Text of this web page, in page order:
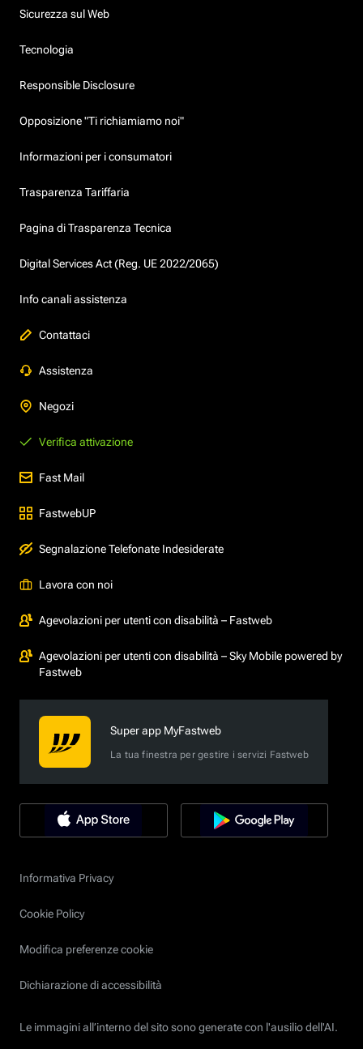
Sicurezza sul Web
Tecnologia
Responsible Disclosure
Opposizione "Ti richiamiamo noi"
Informazioni per i consumatori
Trasparenza Tariffaria
Pagina di Trasparenza Tecnica
Digital Services Act (Reg. UE 2022/2065)
Info canali assistenza
Contattaci
Assistenza
Negozi
Verifica attivazione
Fast Mail
FastwebUP
Segnalazione Telefonate Indesiderate
Lavora con noi
Agevolazioni per utenti con disabilità – Fastweb
Agevolazioni per utenti con disabilità – Sky Mobile powered by
Fastweb
Super app MyFastweb
La tua finestra per gestire i servizi Fastweb
Informativa Privacy
Cookie Policy
Modifica preferenze cookie
Dichiarazione di accessibilità
Le immagini all’interno del sito sono generate con l'ausilio dell'AI.